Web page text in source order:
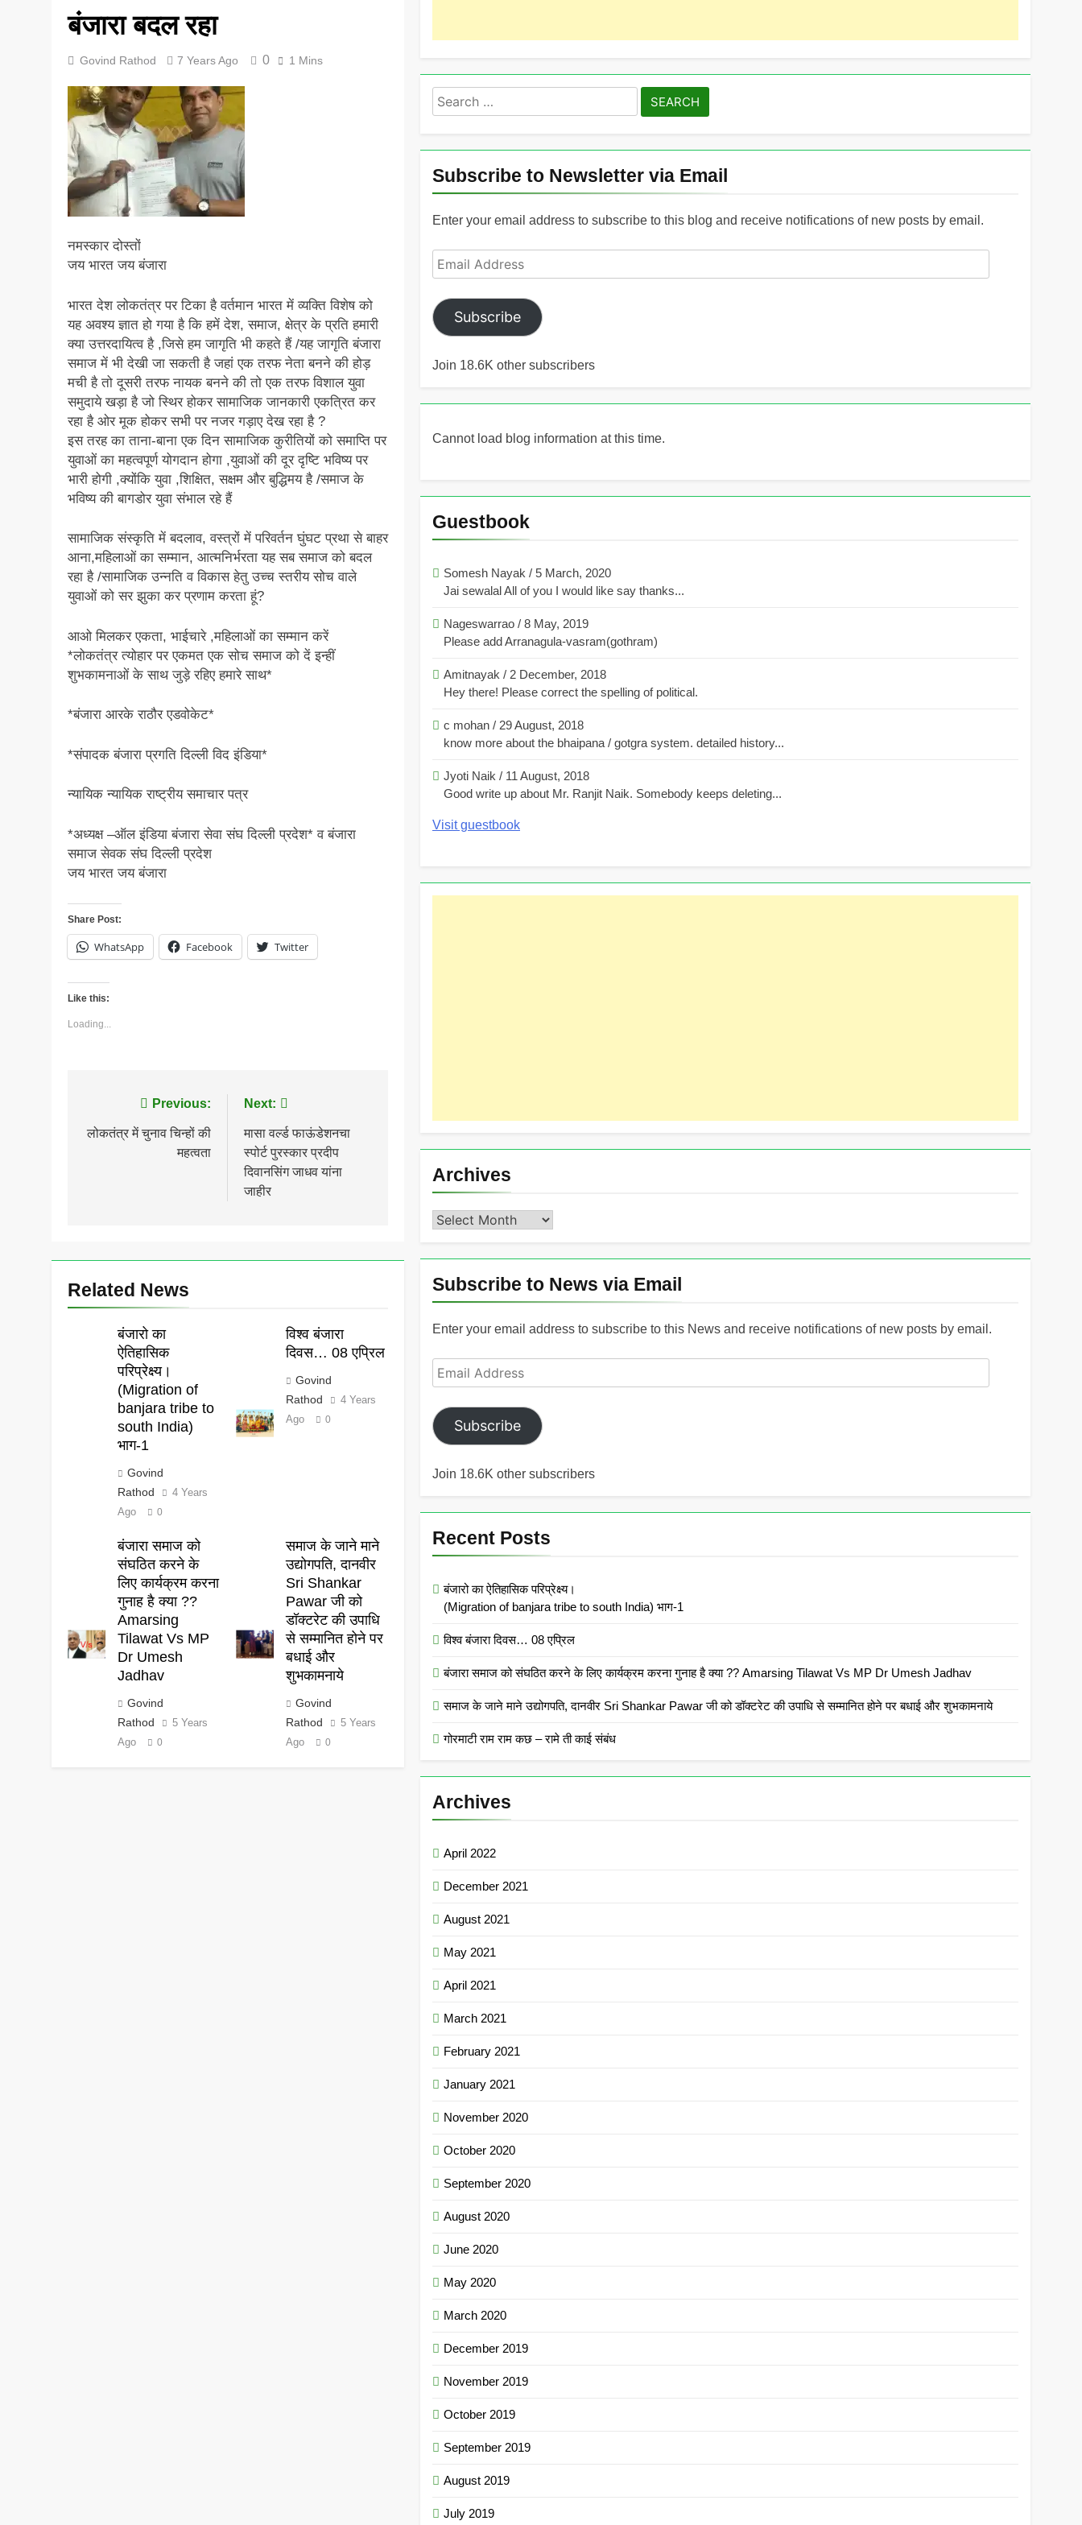
बंजारा बदल रहा
Govind Rathod 7 Years Ago 0 1 Mins
नमस्कार दोस्तों
जय भारत जय बंजारा
भारत देश लोकतंत्र पर टिका है वर्तमान भारत में व्यक्ति विशेष को
यह अवश्य ज्ञात हो गया है कि हमें देश, समाज, क्षेत्र के प्रति हमारी
क्या उत्तरदायित्व है ,जिसे हम जागृति भी कहते हैं /यह जागृति बंजारा
समाज में भी देखी जा सकती है जहां एक तरफ नेता बनने की होड़
मची है तो दूसरी तरफ नायक बनने की तो एक तरफ विशाल युवा
समुदाये खड़ा है जो स्थिर होकर सामाजिक जानकारी एकत्रित कर
रहा है ओर मूक होकर सभी पर नजर गड़ाए देख रहा है ?
इस तरह का ताना-बाना एक दिन सामाजिक कुरीतियों को समाप्ति पर
युवाओं का महत्वपूर्ण योगदान होगा ,युवाओं की दूर दृष्टि भविष्य पर
भारी होगी ,क्योंकि युवा ,शिक्षित, सक्षम और बुद्धिमय है /समाज के
भविष्य की बागडोर युवा संभाल रहे हैं
सामाजिक संस्कृति में बदलाव, वस्त्रों में परिवर्तन घुंघट प्रथा से बाहर
आना,महिलाओं का सम्मान, आत्मनिर्भरता यह सब समाज को बदल
रहा है /सामाजिक उन्नति व विकास हेतु उच्च स्तरीय सोच वाले
युवाओं को सर झुका कर प्रणाम करता हूं?
आओ मिलकर एकता, भाईचारे ,महिलाओं का सम्मान करें
*लोकतंत्र त्योहार पर एकमत एक सोच समाज को दें इन्हीं
शुभकामनाओं के साथ जुड़े रहिए हमारे साथ*
*बंजारा आरके राठौर एडवोकेट*
*संपादक बंजारा प्रगति दिल्ली विद इंडिया*
न्यायिक न्यायिक राष्ट्रीय समाचार पत्र
*अध्यक्ष –ऑल इंडिया बंजारा सेवा संघ दिल्ली प्रदेश* व बंजारा
समाज सेवक संघ दिल्ली प्रदेश
जय भारत जय बंजारा
Share Post:
WhatsApp Facebook Twitter
Like this:
Loading...
navigation
Previous:
लोकतंत्र में चुनाव चिन्हों की
महत्वता
Next:
मासा वर्ल्ड फाऊंडेशनचा
स्पोर्ट पुरस्कार प्रदीप
दिवानसिंग जाधव यांना
जाहीर
Related News
बंजारो का
ऐतिहासिक
परिप्रेक्ष्य।
(Migration of
banjara tribe to
south India)
भाग-1
Govind
Rathod
4 Years
Ago
0
विश्व बंजारा
दिवस… 08 एप्रिल
Govind
Rathod
4 Years
Ago
0
बंजारा समाज को
संघठित करने के
लिए कार्यक्रम करना
गुनाह है क्या ??
Amarsing
Tilawat Vs MP
Dr Umesh
Jadhav
Govind
Rathod
5 Years
Ago
0
समाज के जाने माने
उद्योगपति, दानवीर
Sri Shankar
Pawar जी को
डॉक्टरेट की उपाधि
से सम्मानित होने पर
बधाई और
शुभकामनाये
Govind
Rathod
5 Years
Ago
0
Search
for:
Subscribe to Newsletter via Email
Enter your email address to subscribe to this blog and receive notifications of new posts by email.
Email
Address
Subscribe
Join 18.6K other subscribers
Cannot load blog information at this time.
Guestbook
Somesh Nayak / 5 March, 2020
Jai sewalal All of you I would like say thanks...
Nageswarrao / 8 May, 2019
Please add Arranagula-vasram(gothram)
Amitnayak / 2 December, 2018
Hey there! Please correct the spelling of political.
c mohan / 29 August, 2018
know more about the bhaipana / gotgra system. detailed history...
Jyoti Naik / 11 August, 2018
Good write up about Mr. Ranjit Naik. Somebody keeps deleting...
Visit guestbook
Archives
Archives
Subscribe to News via Email
Enter your email address to subscribe to this News and receive notifications of new posts by email.
Email
Address
Subscribe
Join 18.6K other subscribers
Recent Posts
बंजारो का ऐतिहासिक परिप्रेक्ष्य।
(Migration of banjara tribe to south India) भाग-1
विश्व बंजारा दिवस… 08 एप्रिल
बंजारा समाज को संघठित करने के लिए कार्यक्रम करना गुनाह है क्या ?? Amarsing Tilawat Vs MP Dr Umesh Jadhav
समाज के जाने माने उद्योगपति, दानवीर Sri Shankar Pawar जी को डॉक्टरेट की उपाधि से सम्मानित होने पर बधाई और शुभकामनाये
गोरमाटी राम राम कछ – रामे ती काई संबंध
Archives
April 2022
December 2021
August 2021
May 2021
April 2021
March 2021
February 2021
January 2021
November 2020
October 2020
September 2020
August 2020
June 2020
May 2020
March 2020
December 2019
November 2019
October 2019
September 2019
August 2019
July 2019